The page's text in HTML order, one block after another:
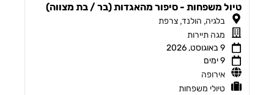
טיול משפחות - סיפור מהאגדות (בר / בת מצווה)
בלגיה, הולנד, צרפת
מגה תיירות
9 באוגוסט, 2026
9 ימים
אירופה
טיולי משפחות